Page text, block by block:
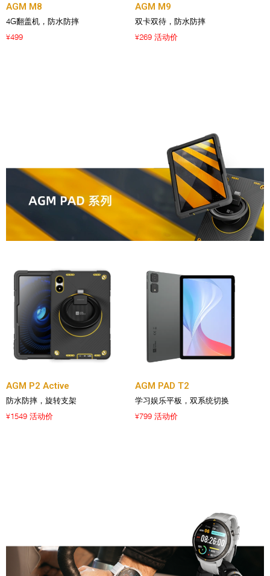
AGM M8
4G翻盖机，防水防摔
¥499
AGM M9
双卡双待，防水防摔
¥269 活动价
AGM P2 Active
防水防摔，旋转支架
¥1549 活动价
AGM PAD T2
学习娱乐平板，双系统切换
¥799 活动价